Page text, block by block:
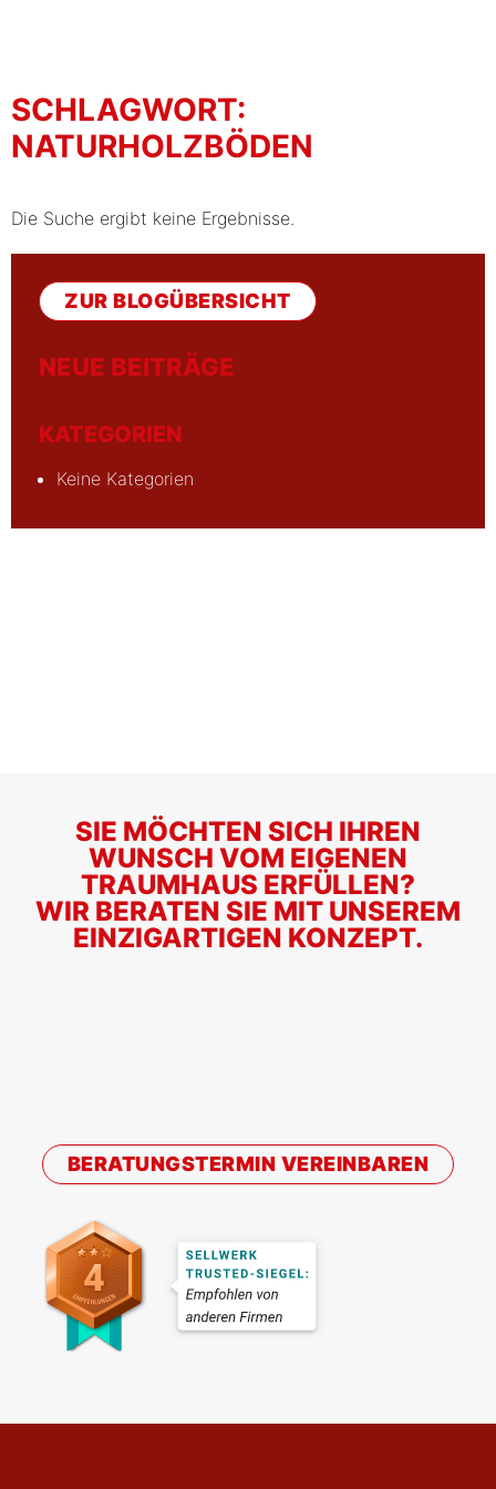
SCHLAGWORT:
NATURHOLZBÖDEN
Die Suche ergibt keine Ergebnisse.
ZUR BLOGÜBERSICHT
NEUE BEITRÄGE
KATEGORIEN
Keine Kategorien
SIE MÖCHTEN SICH IHREN
WUNSCH VOM EIGENEN
TRAUMHAUS ERFÜLLEN?
WIR BERATEN SIE MIT UNSEREM
EINZIGARTIGEN KONZEPT.
BERATUNGSTERMIN VEREINBAREN